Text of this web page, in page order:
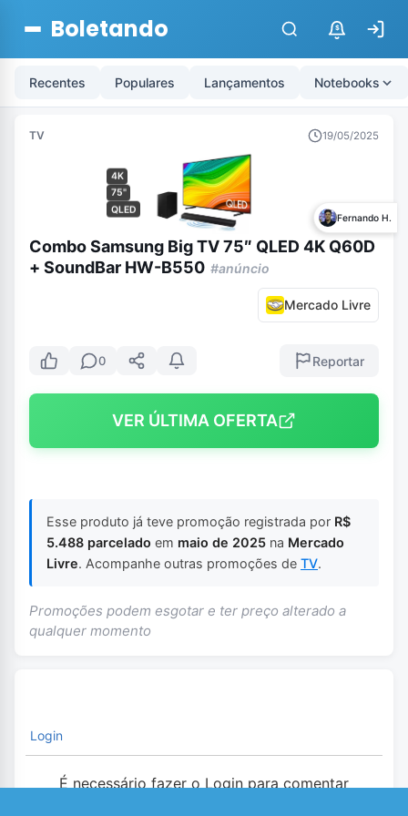
Boletando $
Recentes Populares Lançamentos Notebooks
TV 19/05/2025
4K
75"
QLED
Fernando H.
Combo Samsung Big TV 75″ QLED 4K Q60D
+ SoundBar HW-B550 #anúncio
Mercado Livre
0 Reportar
VER ÚLTIMA OFERTA
Esse produto já teve promoção registrada por R$
5.488 parcelado em maio de 2025 na Mercado
Livre. Acompanhe outras promoções de TV.
Promoções podem esgotar e ter preço alterado a
qualquer momento
Login
É necessário fazer o Login para comentar